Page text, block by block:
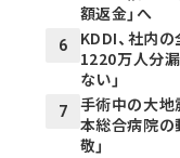
額返金」へ
6
KDDI、社内
1220万人分
ない」
7
手術中の大
本総合病院の
敬」